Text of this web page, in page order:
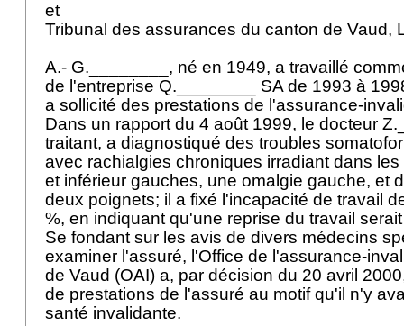
et
Tribunal des assurances du canton de Vaud,
A.- G.________, né en 1949, a travaillé
de l'entreprise Q.________ SA de 1993 à
a sollicité des prestations de l'assurance-
Dans un rapport du 4 août 1999, le docteur
traitant, a diagnostiqué des troubles
avec rachialgies chroniques irradiant dans
et inférieur gauches, une omalgie gauche, et
deux poignets; il a fixé l'incapacité de travail
%, en indiquant qu'une reprise du travail
Se fondant sur les avis de divers médecins
examiner l'assuré, l'Office de l'assurance-
de Vaud (OAI) a, par décision du 20 avril
de prestations de l'assuré au motif qu'il n'y
santé invalidante.